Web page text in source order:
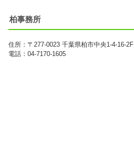
柏事務所
住所： 〒277-0023 千葉県柏市中央1-4-16-2F
電話：04-7170-1605